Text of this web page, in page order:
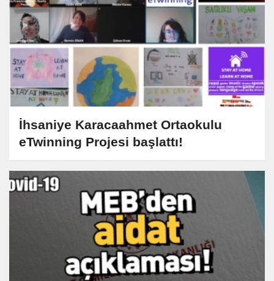
İhsaniye Karacaahmet Ortaokulu
eTwinning Projesi başlattı!